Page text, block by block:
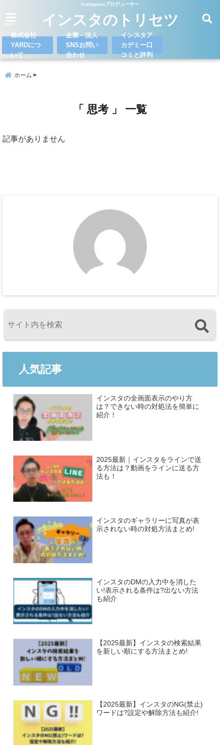
Instagramプロデューサー
インスタのトリセツ
株式会社
YARDにつ
いて
企業・法人
SNSお問い
合わせ
インスタア
カデミー口
コミと評判
ホーム
「 思考 」 一覧
記事がありません
人気記事
インスタの全画面表示のやり方
は？できない時の対処法を簡単に
紹介！
2025最新｜インスタをラインで送
る方法は？動画をラインに送る方
法も！
インスタのギャラリーに写真が表
示されない時の対処方法まとめ!
インスタのDMの入力中を消した
い!表示される条件は?出ない方法
も紹介
【2025最新】インスタの検索結果
を新しい順にする方法まとめ!
【2025最新】インスタのNG(禁止)
ワードは?設定や解除方法も紹介!